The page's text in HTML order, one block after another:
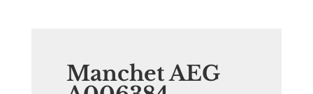
Manchet AEG